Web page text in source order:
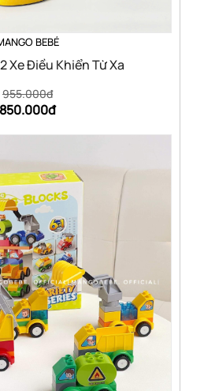
BEBÉ
Xe Điều Khiển Từ Xa
955.000đ
850.000đ